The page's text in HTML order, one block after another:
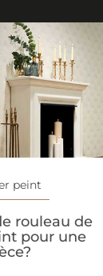
peint
rouleau de
pour une